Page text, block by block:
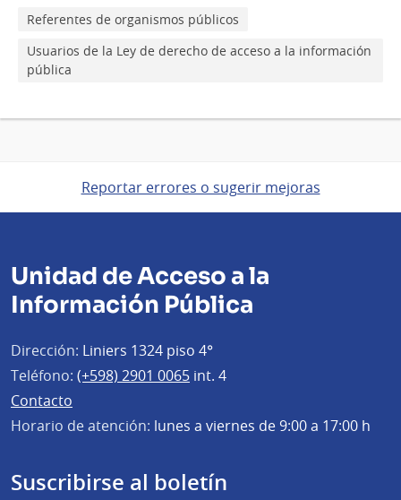
Referentes de organismos públicos
Usuarios de la Ley de derecho de acceso a la información
pública
Reportar errores o sugerir mejoras
Unidad de Acceso a la
Información Pública
Dirección: Liniers 1324 piso 4°
Teléfono: (+598) 2901 0065 int. 4
Contacto
Horario de atención: lunes a viernes de 9:00 a 17:00 h
Suscribirse al boletín